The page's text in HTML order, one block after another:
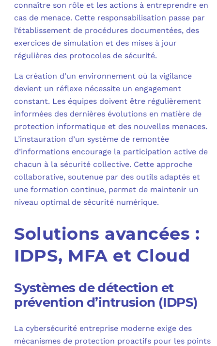
connaître son rôle et les actions à entreprendre en
cas de menace. Cette responsabilisation passe par
l’établissement de procédures documentées, des
exercices de simulation et des mises à jour
régulières des protocoles de sécurité.
La création d’un environnement où la vigilance
devient un réflexe nécessite un engagement
constant. Les équipes doivent être régulièrement
informées des dernières évolutions en matière de
protection informatique et des nouvelles menaces.
L’instauration d’un système de remontée
d’informations encourage la participation active de
chacun à la sécurité collective. Cette approche
collaborative, soutenue par des outils adaptés et
une formation continue, permet de maintenir un
niveau optimal de sécurité numérique.
Solutions avancées :
IDPS, MFA et Cloud
Systèmes de détection et
prévention d’intrusion (IDPS)
La cybersécurité entreprise moderne exige des
mécanismes de protection proactifs pour les points